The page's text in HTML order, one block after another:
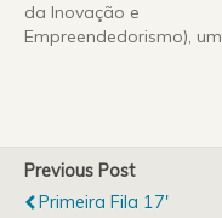
da Inovação e
Empreendedorismo), um
realiza entre 19 e 21 de
Maio. Este programa
apresenta ainda, como já
Previous Post
Primeira Fila 17'